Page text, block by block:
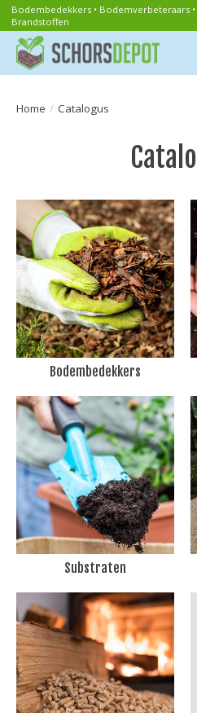
Bodembedekkers • Bodemverbeteraars •
Brandstoffen
Home / Catalogus
Bodembedekkers
Substraten